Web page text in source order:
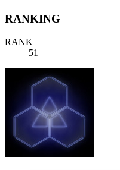
RANKING
RANK
51